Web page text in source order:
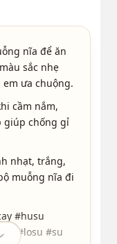
nĩa để ăn
sắc nhẹ
ưa chuộng.
cầm nắm,
giúp chống gỉ
nhạt, trắng,
muỗng nĩa đi
#husu
#losu #su